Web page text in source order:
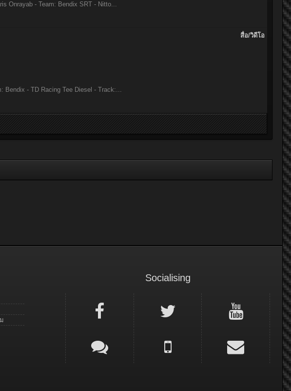
Onrayab - Team: Bendix SRT - Nitto...
สื่อ/วิดีโอ
Bendix - TD Racing Tee Diesel - Track:...
Socialising